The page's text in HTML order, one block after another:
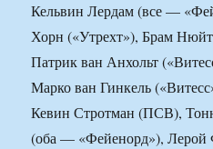
Кельвин Лердам (все —
Хорн («Утрехт»), Брам
Патрик ван Анхольт
Марко ван Гинкель
Кевин Стротман (ПСВ),
(оба — «Фейенорд»), Лерой